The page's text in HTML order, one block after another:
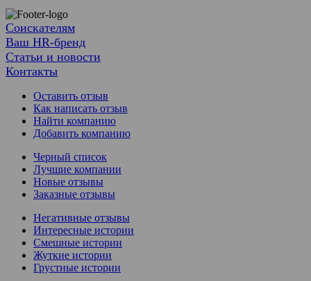
Соискателям
Ваш HR-бренд
Статьи и новости
Контакты
Оставить отзыв
Как написать отзыв
Найти компанию
Добавить компанию
Черный список
Лучшие компании
Новые отзывы
Заказные отзывы
Негативные отзывы
Интересные истории
Смешные истории
Жуткие истории
Грустные истории